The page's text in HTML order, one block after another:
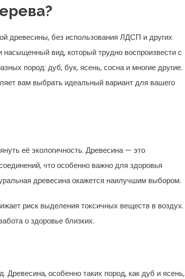
древесины, без использования ЛДСП и других
вид, который трудно воспроизвести с
пород: дуб, бук, ясень, сосна и многие другие.
вам выбрать идеальный вариант для вашего
её экологичность. Древесина — это
что особенно важно для здоровья
древесина окажется наилучшим выбором.
риск выделения токсичных веществ в воздух.
о здоровье близких.
особенно таких пород, как дуб и ясень,